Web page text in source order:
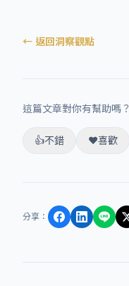
← 返回洞察觀點
這篇文章對你有幫助嗎？
👍不錯 ❤️喜歡
分享 ：